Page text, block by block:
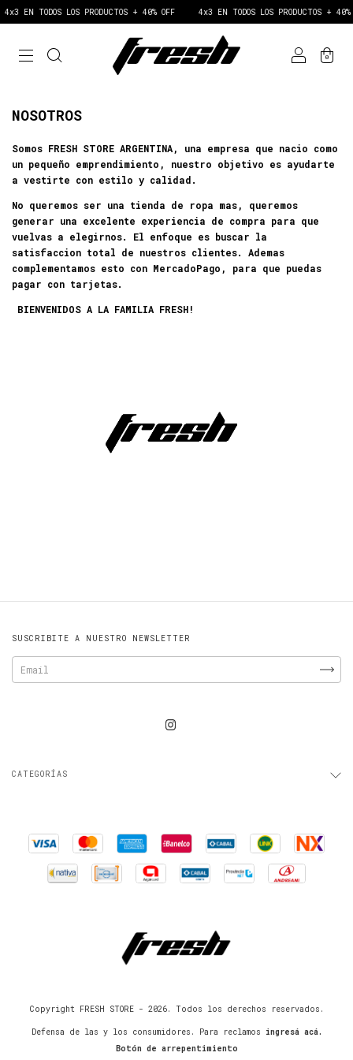
4x3 EN TODOS LOS PRODUCTOS + 40% OFF 4x3 EN TODOS LOS PRODUCTOS + 40%
0
NOSOTROS
Somos FRESH STORE ARGENTINA, una empresa que nacio como
un pequeño emprendimiento, nuestro objetivo es ayudarte
a vestirte con estilo y calidad.
No queremos ser una tienda de ropa mas, queremos
generar una excelente experiencia de compra para que
vuelvas a elegirnos. El enfoque es buscar la
satisfaccion total de nuestros clientes. Ademas
complementamos esto con MercadoPago, para que puedas
pagar con tarjetas.
BIENVENIDOS A LA FAMILIA FRESH!
SUSCRIBITE A NUESTRO NEWSLETTER
CATEGORÍAS
Copyright FRESH STORE - 2026. Todos los derechos reservados.
Defensa de las y los consumidores. Para reclamos
ingresá acá.
Botón de arrepentimiento